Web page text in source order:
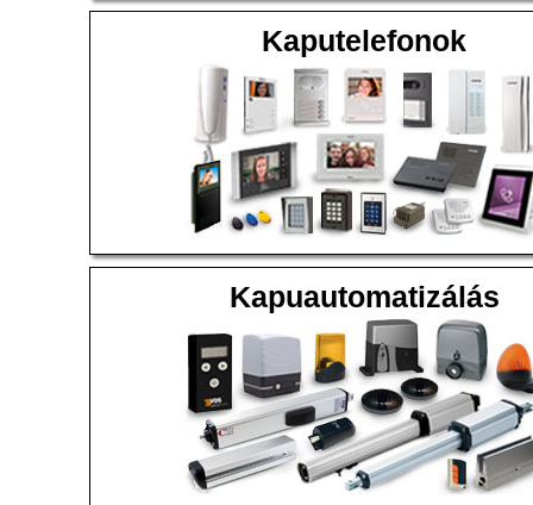
Kaputelefonok
Kapuautomatizálás